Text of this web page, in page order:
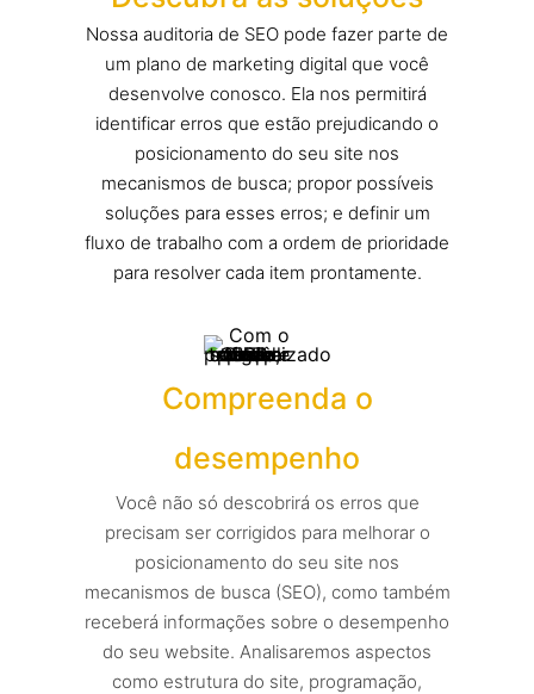
Nossa auditoria de SEO pode fazer parte de
um plano de marketing digital que você
desenvolve conosco. Ela nos permitirá
identificar erros que estão prejudicando o
posicionamento do seu site nos
mecanismos de busca; propor possíveis
soluções para esses erros; e definir um
fluxo de trabalho com a ordem de prioridade
para resolver cada item prontamente.
Compreenda o
desempenho
Você não só descobrirá os erros que
precisam ser corrigidos para melhorar o
posicionamento do seu site nos
mecanismos de busca (SEO), como também
receberá informações sobre o desempenho
do seu website. Analisaremos aspectos
como estrutura do site, programação,